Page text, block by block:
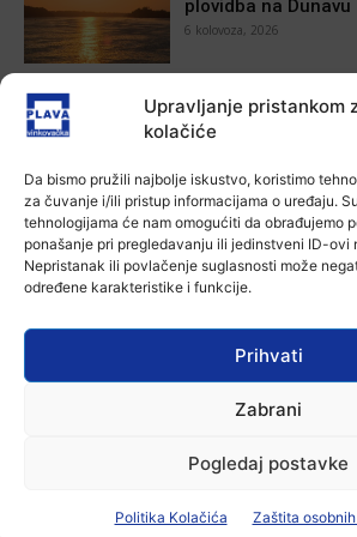
Upravljanje pristankom
kolačiće
Da bismo pružili najbolje iskustvo, koristimo
za čuvanje i/ili pristup informacijama o uređaju.
tehnologijama će nam omogućiti da obrađujemo
ponašanje pri pregledavanju ili jedinstveni ID-ovi
Nepristanak ili povlačenje suglasnosti može
određene karakteristike i funkcije.
Prihvati
Zabrani
Pogledaj postavke
Politika Kolačića Zaštita
plovidba na Dunavu
6 kolovoza, 2026
Krimići, trileri,
povijesna fikcija
knjižnici
6 kolovoza, 2026
Aktualno
Iz Vinkovačkog
kanalizacije
6 kolovoza, 2026
Poziv na